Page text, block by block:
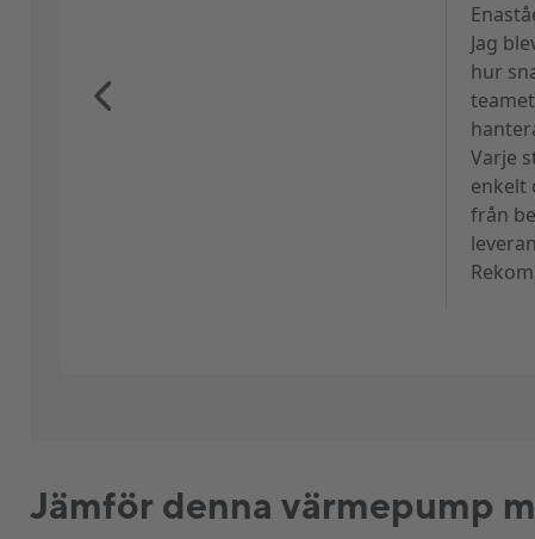
Jag
hur
Varje
enkelt
från
Jämför denna värmepump